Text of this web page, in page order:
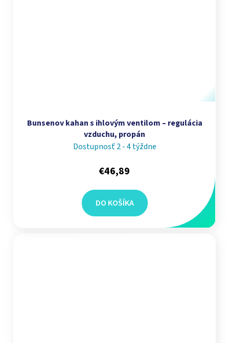
Bunsenov kahan s ihlovým ventilom – regulácia
vzduchu, propán
Dostupnosť 2 - 4 týždne
€46,89
DO KOŠÍKA